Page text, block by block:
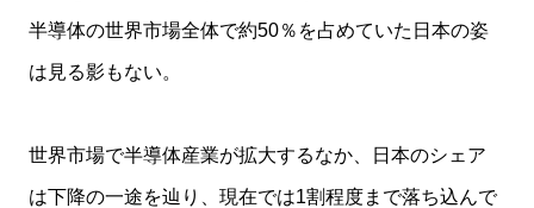
半導体の世界市場全体で約50％を占めていた日本の姿
は見る影もない。
世界市場で半導体産業が拡大するなか、日本のシェア
は下降の一途を辿り、現在では1割程度まで落ち込んで